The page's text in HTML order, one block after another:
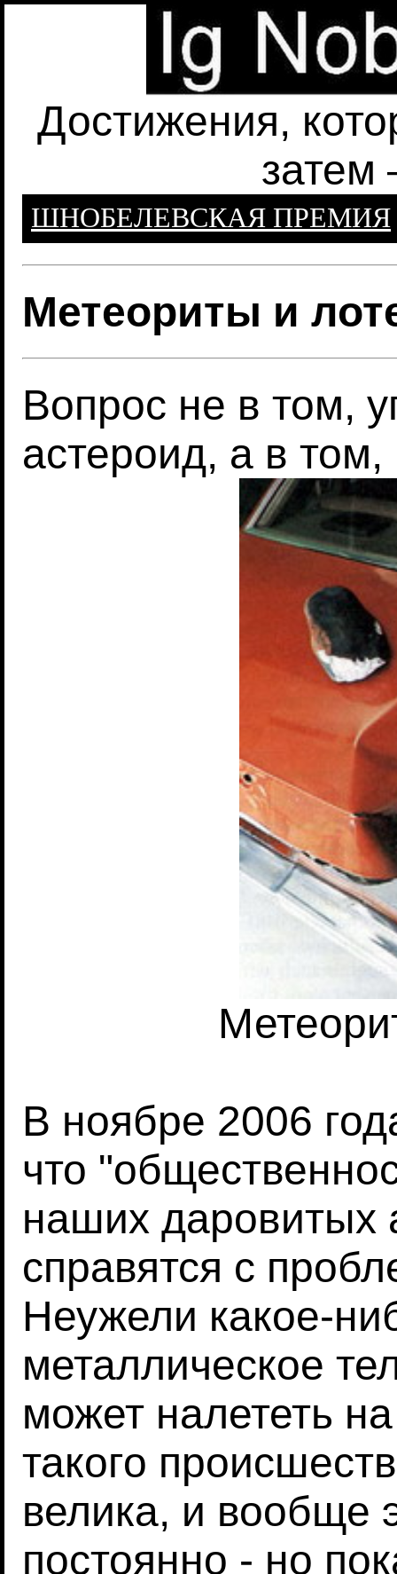
Достижения,
затем
ШНОБЕЛЕВСКАЯ ПРЕМИЯ
Метеориты и
Вопрос не в том,
астероид, а в том,
В ноябре 2006
что
наших даровитых
справятся с
Неужели какое-
металлическое
может налететь
такого
велика, и вообще
постоянно - но